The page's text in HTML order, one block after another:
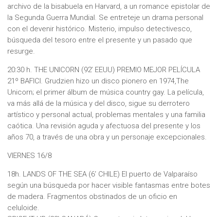
archivo de la bisabuela en Harvard, a un romance epistolar de
la Segunda Guerra Mundial. Se entreteje un drama personal
con el devenir histórico. Misterio, impulso detectivesco,
búsqueda del tesoro entre el presente y un pasado que
resurge.
20:30 h. THE UNICORN (92’ EEUU) PREMIO MEJOR PELÍCULA
21º BAFICI. Grudzien hizo un disco pionero en 1974,The
Unicorn; el primer álbum de música country gay. La película,
va más allá de la música y del disco, sigue su derrotero
artístico y personal actual, problemas mentales y una familia
caótica. Una revisión aguda y afectuosa del presente y los
años 70, a través de una obra y un personaje excepcionales.
VIERNES 16/8
18h. LANDS OF THE SEA (6’ CHILE) El puerto de Valparaíso
según una búsqueda por hacer visible fantasmas entre botes
de madera. Fragmentos obstinados de un oficio en
celuloide.